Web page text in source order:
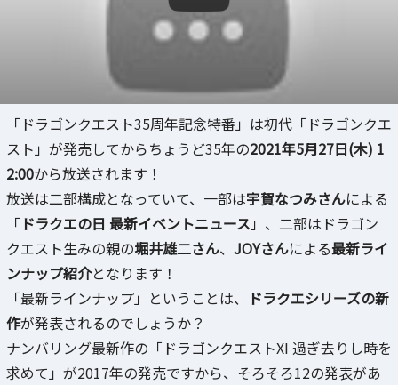
「ドラゴンクエスト35周年記念特番」は初代「ドラゴンクエ
スト」が発売してからちょうど35年の2021年5月27日(木) 1
2:00から放送されます！
放送は二部構成となっていて、一部は宇賀なつみさんによる
「 ドラクエの日 最新イベントニュース 」、二部はドラゴン
クエスト生みの親の堀井雄二さん、 JOYさんによる最新ライ
ンナップ紹介となります！
「最新ラインナップ」ということは、
ドラクエシリーズの新
作が発表されるのでしょうか？
ナンバリング最新作の「ドラゴンクエストXI 過ぎ去りし時を
求めて」が2017年の発売ですから、そろそろ12の発表があ